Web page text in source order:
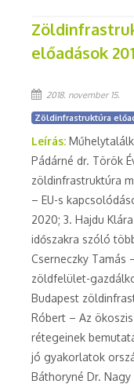
előadások
2018. november 15.
Zöldinfrastruktúra
Leírás:
Pádárné dr. Török
zöldinfrastruktúra
– EU-s
2020; 3. Hajdu
időszakra szóló
Cserneczky Tamás
zöldfelület-
Budapest
Róbert – Az
rétegeinek
jó gyakorlatok
Báthoryné Dr.